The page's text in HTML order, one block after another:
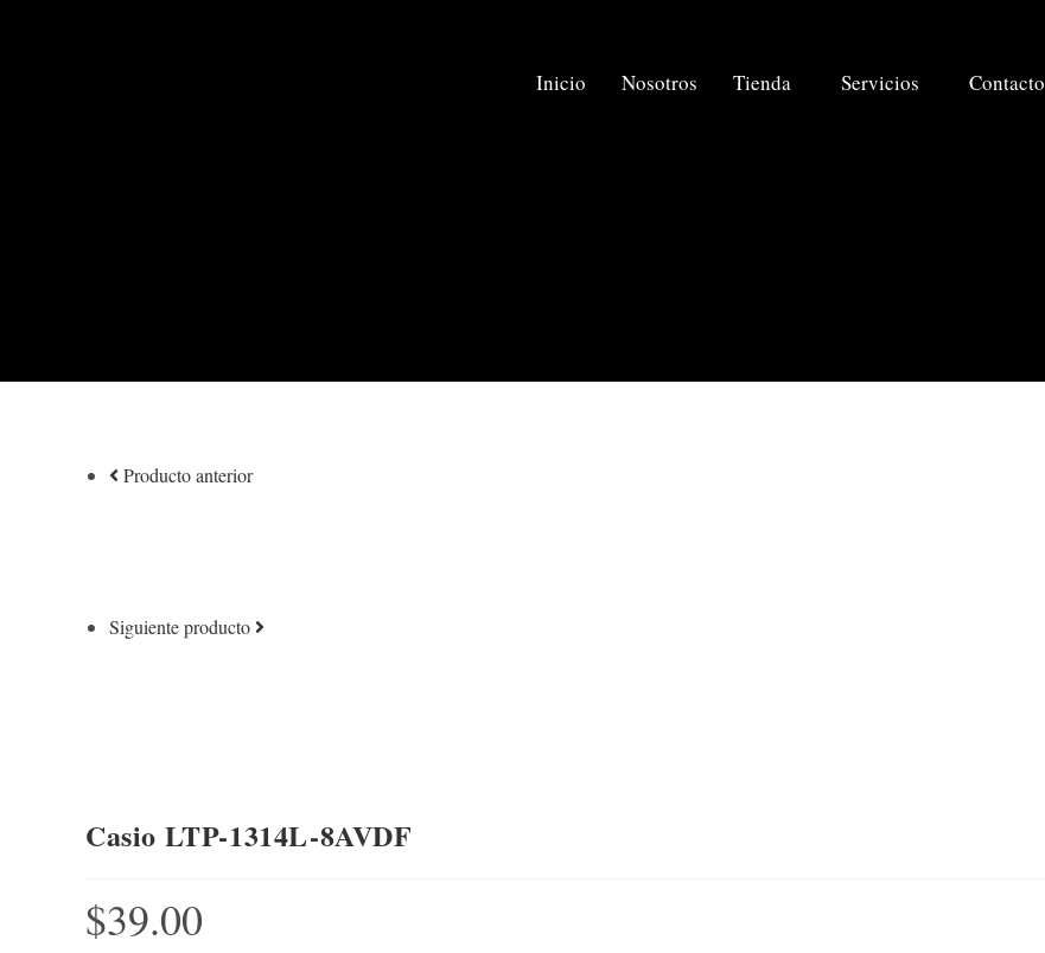
Inicio Nosotros Tienda Servicios Contacto
Producto anterior
Siguiente producto
Casio LTP-1314L-8AVDF
$39.00